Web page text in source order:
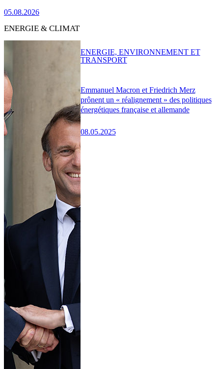
05.08.2026
ENERGIE & CLIMAT
Emmanuel Macron et Friedrich Merz
prônent un « réalignement » des politiques
énergétiques française et allemande
08.05.2025
ENERGIE, ENVIRONNEMENT ET
TRANSPORT